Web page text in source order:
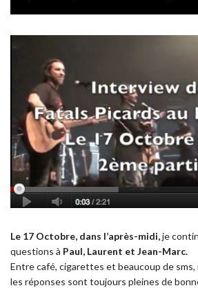
Le 17 Octobre, dans l’après-midi,je
questions à Paul, Laurent et Jean-Marc.
Entre café, cigarettes et beaucoup de sms,
les réponses sont toujours pleines de